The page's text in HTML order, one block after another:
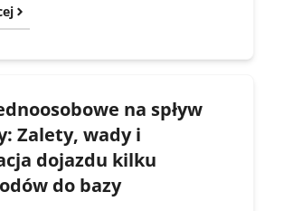
na spływ
Zalety, wady i
dojazdu kilku
do bazy